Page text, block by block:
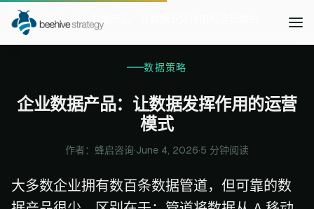
首页 博客 企业数据产品：让数据发挥作用的运营模式
数据策略
企业数据产品：让数据发挥作用的运营
模式
作者：蜂启咨询·June 4, 2026·5 分钟阅读
大多数企业拥有数百条数据管道，但可靠的数